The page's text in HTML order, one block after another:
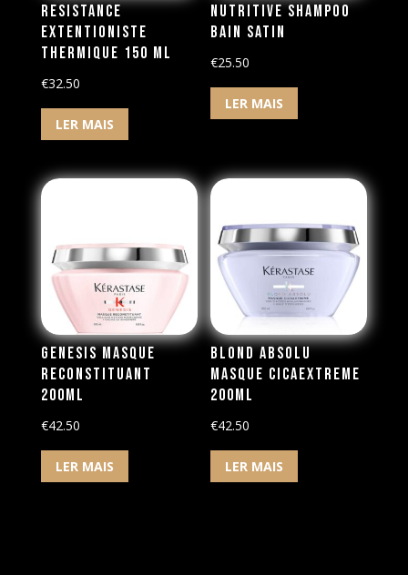
Resistance
Extentioniste
Thermique 150 ml
€32.50
LER MAIS
Nutritive Shampoo
Bain Satin
€25.50
LER MAIS
Genesis Masque
Reconstituant
200ml
€42.50
LER MAIS
Blond Absolu
Masque Cicaextreme
200ml
€42.50
LER MAIS